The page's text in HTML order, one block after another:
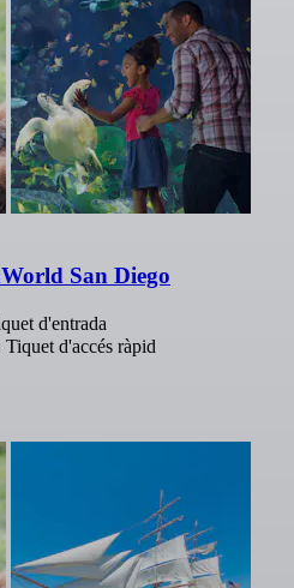
San Diego
d'entrada
d'accés ràpid